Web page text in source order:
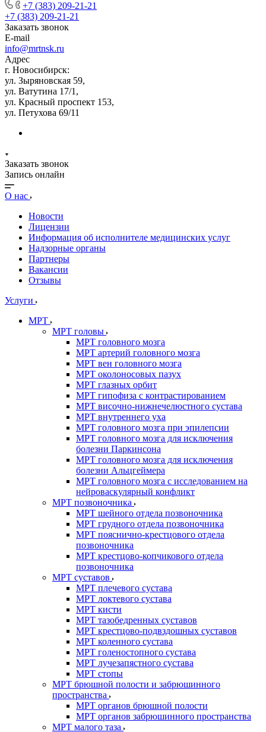
+7 (383) 209-21-21
+7 (383) 209-21-21
Заказать звонок
E-mail
info@mrtnsk.ru
Адрес
г. Новосибирск:
ул. Зыряновская 59,
ул. Ватутина 17/1,
ул. Красный проспект 153,
ул. Петухова 69/11
Заказать звонок
Запись онлайн
О нас
Новости
Лицензии
Информация об исполнителе медицинских услуг
Надзорные органы
Партнеры
Вакансии
Отзывы
Услуги
МРТ
МРТ головы
МРТ головного мозга
МРТ артерий головного мозга
МРТ вен головного мозга
МРТ околоносовых пазух
МРТ глазных орбит
МРТ гипофиза с контрастированием
МРТ височно-нижнечелюстного сустава
МРТ внутреннего уха
МРТ головного мозга при эпилепсии
МРТ головного мозга для исключения
болезни Паркинсона
МРТ головного мозга для исключения
болезни Альцгеймера
МРТ головного мозга с исследованием на
нейроваскулярный конфликт
МРТ позвоночника
МРТ шейного отдела позвоночника
МРТ грудного отдела позвоночника
МРТ пояснично-крестцового отдела
позвоночника
МРТ крестцово-копчикового отдела
позвоночника
МРТ суставов
МРТ плечевого сустава
МРТ локтевого сустава
МРТ кисти
МРТ тазобедренных суставов
МРТ крестцово-подвздошных суставов
МРТ коленного сустава
МРТ голеностопного сустава
МРТ лучезапястного сустава
МРТ стопы
МРТ брюшной полости и забрюшинного
пространства
МРТ органов брюшной полости
МРТ органов забрюшинного пространства
МРТ малого таза